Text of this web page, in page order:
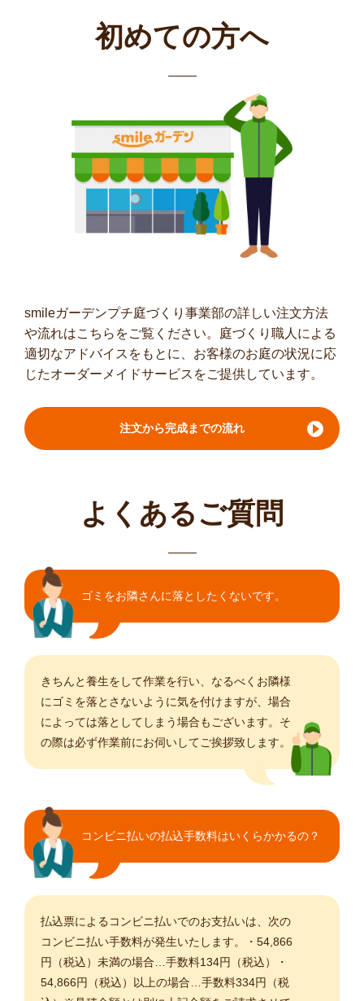
初めての方へ
smileガーデンプチ庭づくり事業部の詳しい注文方法
や流れはこちらをご覧ください。庭づくり職人による
適切なアドバイスをもとに、お客様のお庭の状況に応
じたオーダーメイドサービスをご提供しています。
注文から完成までの流れ
よくあるご質問
ゴミをお隣さんに落としたくないです。
きちんと養生をして作業を行い、なるべくお隣様
にゴミを落とさないように気を付けますが、場合
によっては落としてしまう場合もございます。そ
の際は必ず作業前にお伺いしてご挨拶致します。
コンビニ払いの払込手数料はいくらかかるの？
払込票によるコンビニ払いでのお支払いは、次の
コンビニ払い手数料が発生いたします。・54,866
円（税込）未満の場合…手数料134円（税込）・
54,866円（税込）以上の場合…手数料334円（税